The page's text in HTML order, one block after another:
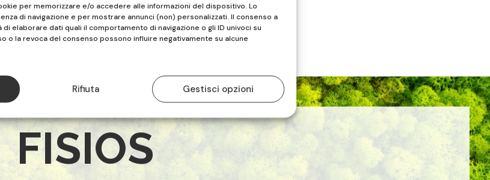
per memorizzare e/o accedere alle informazioni del dispositivo. Lo
di navigazione e per mostrare annunci (non) personalizzati. Il consenso a
elaborare dati quali il comportamento di navigazione o gli ID univoci su
o la revoca del consenso possono influire negativamente su alcune
Rifiuta Gestisci opzioni
FISIOS